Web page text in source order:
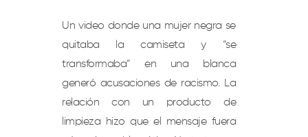
Un video donde una mujer negra se
quitaba la camiseta y “se
transformaba” en una blanca
generó acusaciones de racismo. La
relación con un producto de
limpieza hizo que el mensaje fuera